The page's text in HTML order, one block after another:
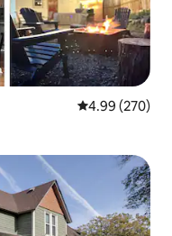
औसत रेटिंग 5 में से
4.99 (270)